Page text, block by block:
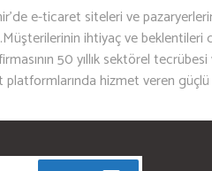
e-ticaret siteleri ve
ihtiyaç ve beklentileri
50 yıllık sektörel
hizmet veren